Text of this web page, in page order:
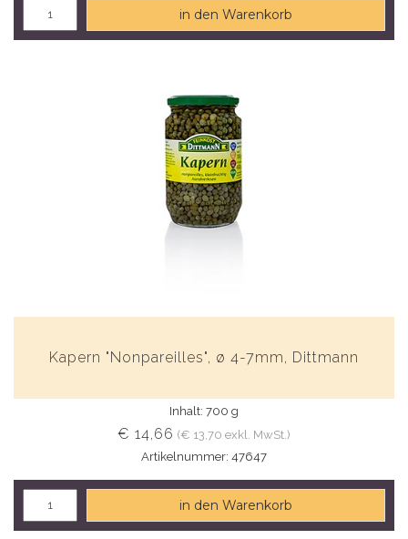
in den Warenkorb
Kapern "Nonpareilles", ø 4-7mm, Dittmann
Inhalt: 700 g
€ 14,66 (€ 13,70 exkl. MwSt.)
Artikelnummer: 47647
in den Warenkorb